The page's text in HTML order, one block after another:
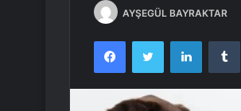
AYŞEGÜL BAYRAKTAR
FacebookTwitter LinkedIn